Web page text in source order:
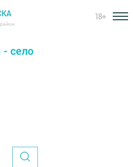
18+
- село